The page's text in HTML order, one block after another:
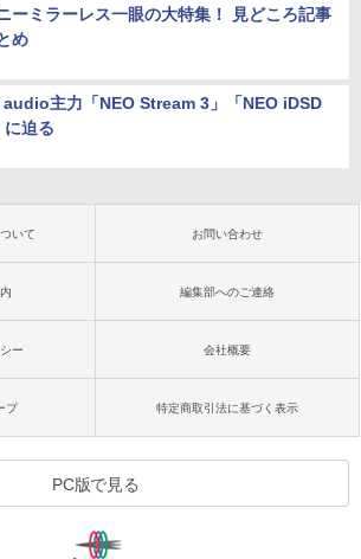
ーミラーレス一眼の大特集！ 見どころ記事
め
主力「NEO Stream 3」「NEO iDSD
に迫る
いて お問い合わせ
編集部へのご連絡
ー 会社概要
プ 特定商取引法に基づく表示
PC版で見る